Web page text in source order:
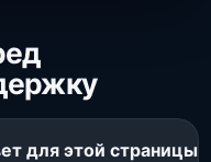
для этой страницы